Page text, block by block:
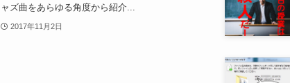
ャズ曲をあらゆる角度から紹介...
2017年11月2日